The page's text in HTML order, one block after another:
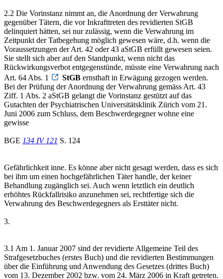
2.2 Die Vorinstanz nimmt an, die Anordnung der Verwahrung
gegenüber Tätern, die vor Inkrafttreten des revidierten StGB
delinquiert hätten, sei nur zulässig, wenn die Verwahrung im
Zeitpunkt der Tatbegehung möglich gewesen wäre, d.h. wenn die
Voraussetzungen der Art. 42 oder 43 aStGB erfüllt gewesen seien.
Sie stellt sich aber auf den Standpunkt, wenn nicht das
Rückwirkungsverbot entgegenstünde, müsste eine Verwahrung nach
Art. 64 Abs. 1
StGB ernsthaft in Erwägung gezogen werden.
Bei der Prüfung der Anordnung der Verwahrung gemäss Art. 43
Ziff. 1 Abs. 2 aStGB gelangt die Vorinstanz gestützt auf das
Gutachten der Psychiatrischen Universitätsklinik Zürich vom 21.
Juni 2006 zum Schluss, dem Beschwerdegegner wohne eine
gewisse
BGE 134 IV 121 S. 124
Gefährlichkeit inne. Es könne aber nicht gesagt werden, dass es sich
bei ihm um einen hochgefährlichen Täter handle, der keiner
Behandlung zugänglich sei. Auch wenn letztlich ein deutlich
erhöhtes Rückfallrisiko anzunehmen sei, rechtfertige sich die
Verwahrung des Beschwerdegegners als Ersttäter nicht.
3.
3.1 Am 1. Januar 2007 sind der revidierte Allgemeine Teil des
Strafgesetzbuches (erstes Buch) und die revidierten Bestimmungen
über die Einführung und Anwendung des Gesetzes (drittes Buch)
vom 13. Dezember 2002 bzw. vom 24. März 2006 in Kraft getreten.